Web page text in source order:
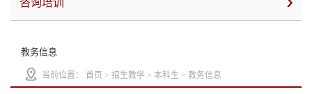
教务信息
当前位置： 首页 > 招生教学 > 本科生 > 教务信息